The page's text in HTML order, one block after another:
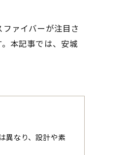
ァイバーが注目さ
本記事では、安城
異なり、設計や素